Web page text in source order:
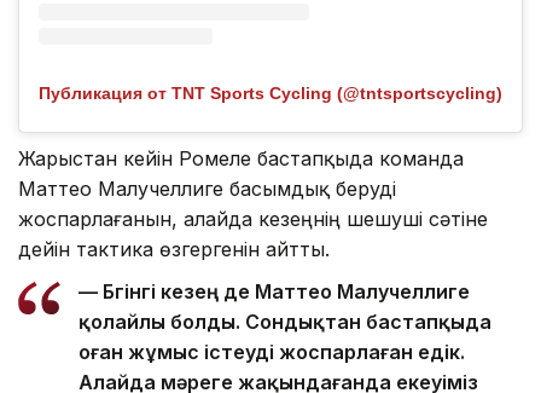
Публикация от TNT Sports Cycling (@tntsportscycling)
Жарыстан кейін Ромеле бастапқыда команда
Маттео Малучеллиге басымдық беруді
жоспарлағанын, алайда кезеңнің шешуші сәтіне
дейін тактика өзгергенін айтты.
— Бүгінгі кезең де Маттео Малучеллиге
қолайлы болды. Сондықтан бастапқыда
оған жұмыс істеуді жоспарлаған едік.
Алайда мәреге жақындағанда екеуіміз